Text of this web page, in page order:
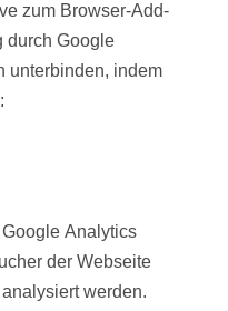
zum Browser-Add-
durch Google
unterbinden, indem
Analytics
der Webseite
werden.